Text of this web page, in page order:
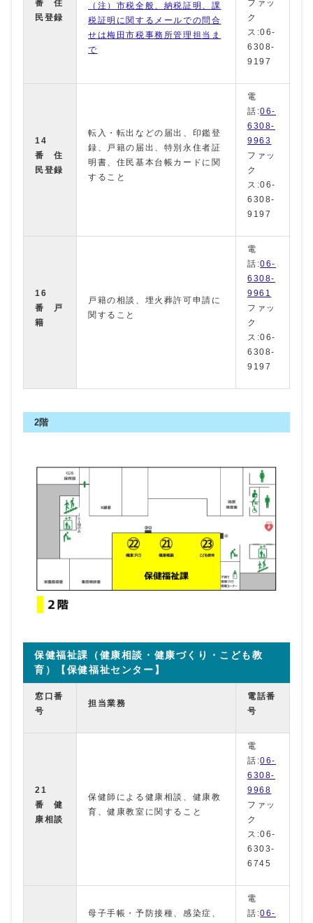
番 住
民登録
（注）市税全般、納税証明、課
税証明に関するメールでの問合
せは梅田市税事務所管理担当ま
で
ファッ
ク
ス:06-
6308-
9197
14
番 住
民登録
転入・転出などの届出、印鑑登
録、戸籍の届出、特別永住者証
明書、住民基本台帳カードに関
すること
電
話:06-
6308-
9963
ファッ
ク
ス:06-
6308-
9197
16
番 戸
籍
戸籍の相談、埋火葬許可申請に
関すること
電
話:06-
6308-
9961
ファッ
ク
ス:06-
6308-
9197
2階
保健福祉課（健康相談・健康づくり・こども教
育）【保健福祉センター】
窓口番
号
担当業務
電話番
号
21
番 健
康相談
保健師による健康相談、健康教
育、健康教室に関すること
電
話:06-
6308-
9968
ファッ
ク
ス:06-
6303-
6745
母子手帳・予防接種、感染症、
電
話:06-